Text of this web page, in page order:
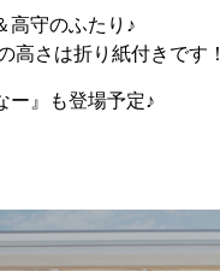
高守のふたり♪
高さは折り紙付きです！
ー』も登場予定♪